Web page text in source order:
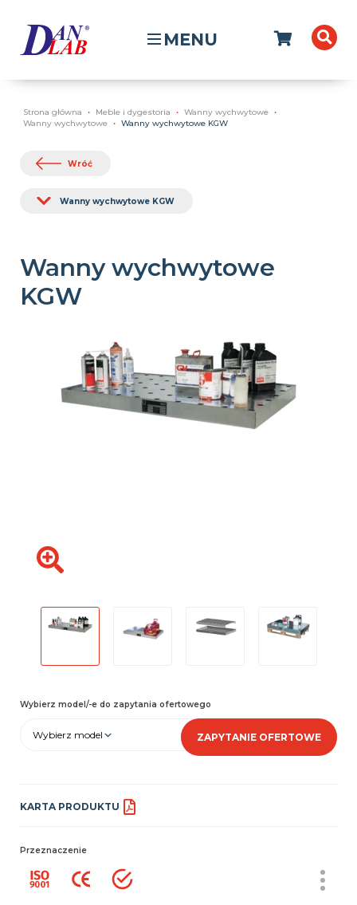
MENU
Strona główna Meble i dygestoria
Wanny wychwytowe
Wanny wychwytowe
Wanny wychwytowe KGW
Wróć
Wanny wychwytowe KGW
Wanny wychwytowe
KGW
Wybierz model/-e do zapytania ofertowego
Wybierz model ZAPYTANIE OFERTOWE
KARTA PRODUKTU
Przeznaczenie